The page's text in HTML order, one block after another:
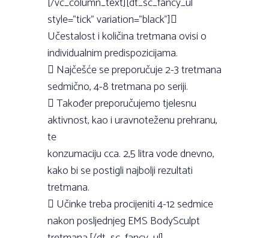
style=”tick” variation=”black”]
Učestalost i količina tretmana ovisi o
individualnim predispozicijama.
 Najčešće se preporučuje 2-3 tretmana
sedmično, 4-8 tretmana po seriji.
 Također preporučujemo tjelesnu
aktivnost, kao i uravnoteženu prehranu,
te
konzumaciju cca. 2,5 litra vode dnevno,
kako bi se postigli najbolji rezultati
tretmana.
 Učinke treba procijeniti 4-12 sedmice
nakon posljednjeg EMS BodySculpt